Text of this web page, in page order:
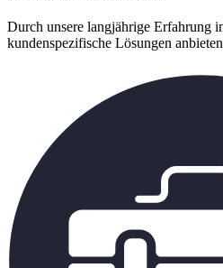
Durch unsere langjährige Erfahrung
kundenspezifische Lösungen